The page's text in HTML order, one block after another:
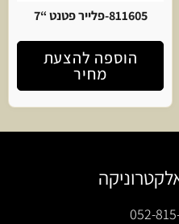
811605-פלייר פטנט “7
הוספה להצעת
מחיר
052-